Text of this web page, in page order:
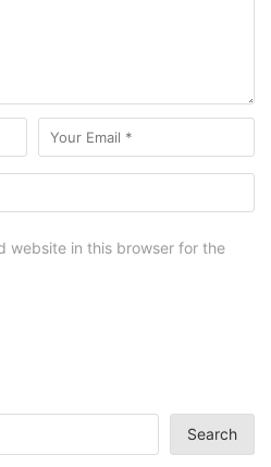
website in this browser for the
Search